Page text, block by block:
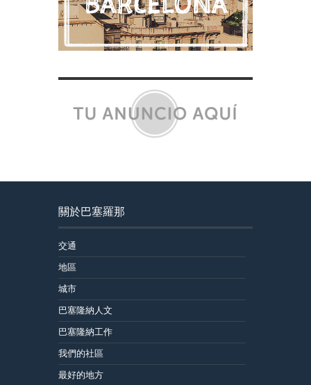
關於巴塞羅那
交通
地區
城市
巴塞隆納人文
巴塞隆納工作
我們的社區
最好的地方